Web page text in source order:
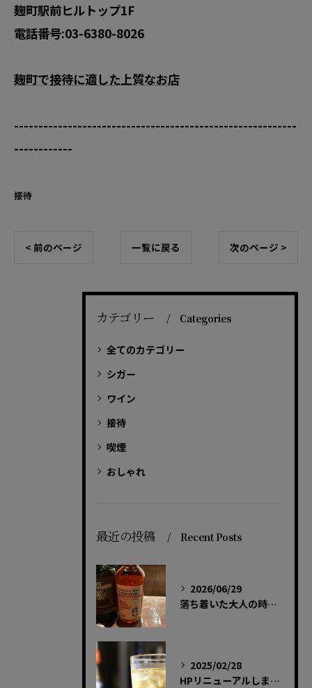
麹町駅前ヒルトップ1F
電話番号:03-6380-8026
麹町で接待に適した上質なお店
----------------------------------------------------------
------------
接待
< 前のページ 一覧に戻る 次のページ >
カテゴリー Categories
全てのカテゴリー
シガー
ワイン
接待
喫煙
おしゃれ
最近の投稿 Recent Posts
2026/06/29
落ち着いた大人の時間を過ごしませんか？🌙
2025/02/28
HPリニューアルしました!!